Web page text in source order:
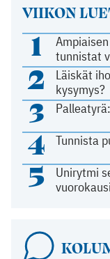
VIIKON
1
tunnistat
2
Läiskät
kysymys?
3
4 Tunnista
5
Unirytmi